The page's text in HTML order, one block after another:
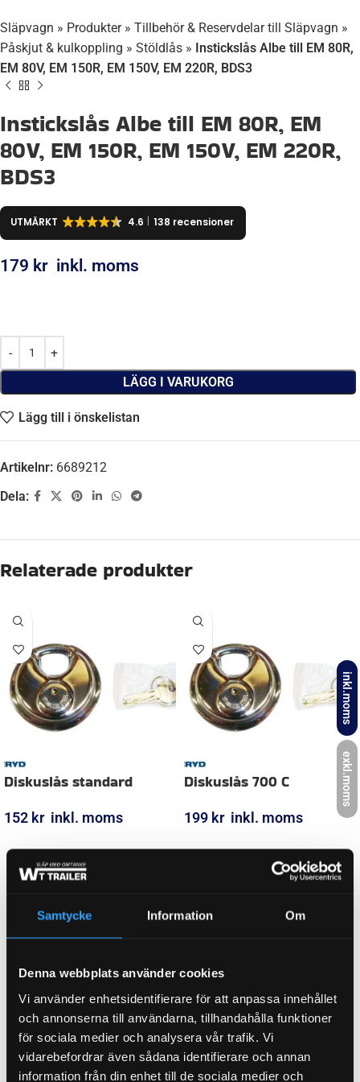
Samtycke Information Om
Denna webbplats använder cookies
Vi använder enhetsidentifierare för att anpassa innehållet
och annonserna till användarna, tillhandahålla funktioner
för sociala medier och analysera vår trafik. Vi
vidarebefordrar även sådana identifierare och annan
information från din enhet till de sociala medier och
inkl.moms
exkl.moms
Släpvagn » Produkter» Tillbehör & Reservdelar till Släpvagn »
Påskjut & kulkoppling » Stöldlås » Instickslås Albe till EM 80R,
EM 80V, EM 150R, EM 150V, EM 220R, BDS3
Instickslås Albe till EM 80R, EM
80V, EM 150R, EM 150V, EM 220R,
BDS3
UTMÄRKT 4.6 138 recensioner
179 kr inkl. moms
LÄGG I VARUKORG
Lägg till i önskelistan
Artikelnr: 6689212
Dela:
Ytterligare information
VIKT
Recensioner (0)
Relaterade produkter
152kr inkl. moms